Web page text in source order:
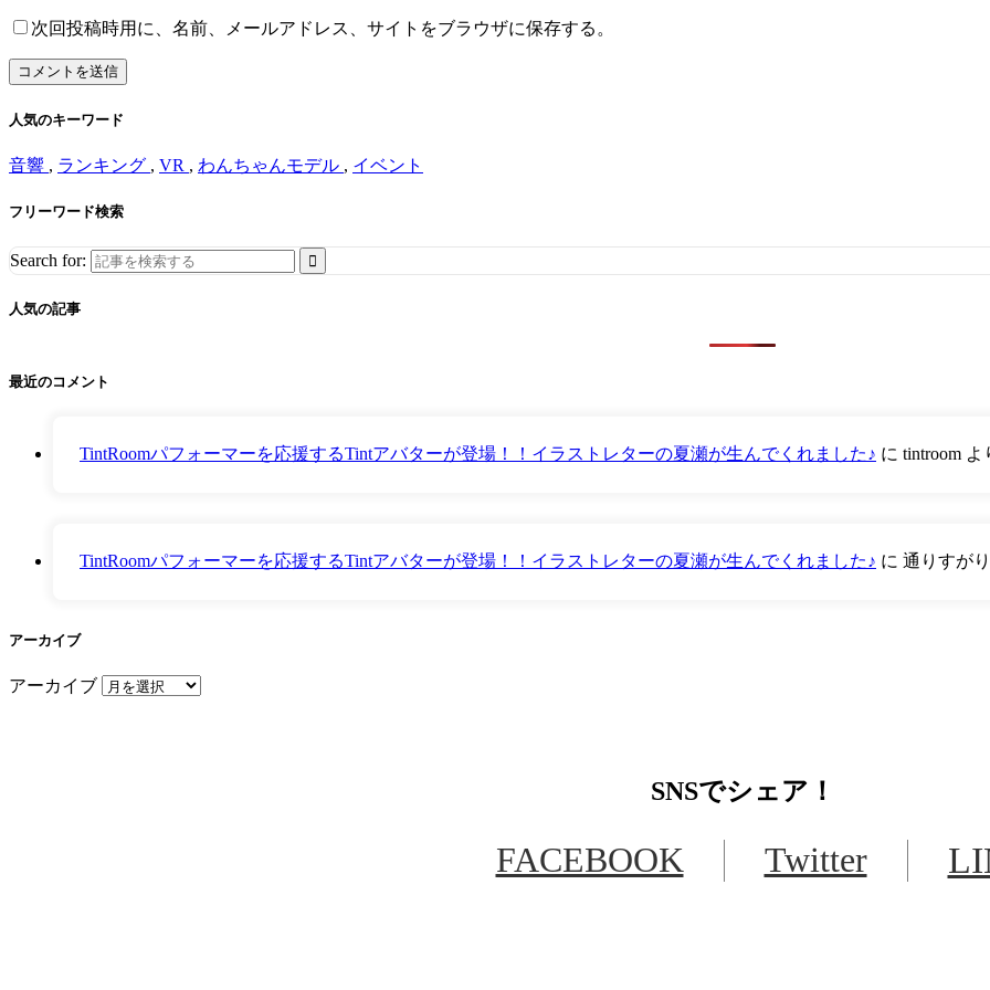
次回投稿時用に、名前、メールアドレス、サイトをブラウザに保存する。
人気のキーワード
音響 , ランキング , VR , わんちゃんモデル , イベント
フリーワード検索
Search for:
人気の記事
最近のコメント
TintRoomパフォーマーを応援するTintアバターが登場！！イラストレターの夏瀬が生んでくれました♪ に tintroom よ
TintRoomパフォーマーを応援するTintアバターが登場！！イラストレターの夏瀬が生んでくれました♪ に 通りすがり
アーカイブ
アーカイブ
SNSでシェア！
FACEBOOK Twitter